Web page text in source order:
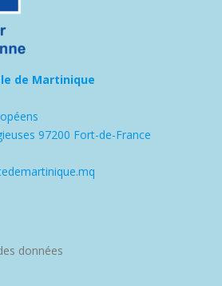
de Martinique
97200 Fort-de-France
données